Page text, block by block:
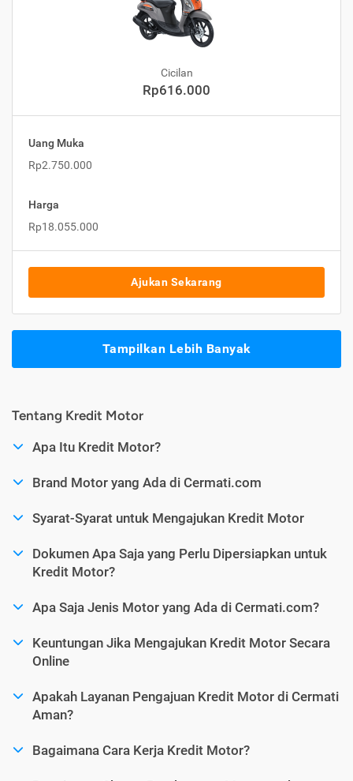
Cicilan
Rp616.000
Uang Muka
Rp2.750.000
Harga
Rp18.055.000
Ajukan Sekarang
Tampilkan Lebih Banyak
Tentang Kredit Motor
Apa Itu Kredit Motor?
Brand Motor yang Ada di Cermati.com
Syarat-Syarat untuk Mengajukan Kredit Motor
Dokumen Apa Saja yang Perlu Dipersiapkan untuk
Kredit Motor?
Apa Saja Jenis Motor yang Ada di Cermati.com?
Keuntungan Jika Mengajukan Kredit Motor Secara
Online
Apakah Layanan Pengajuan Kredit Motor di Cermati
Aman?
Bagaimana Cara Kerja Kredit Motor?